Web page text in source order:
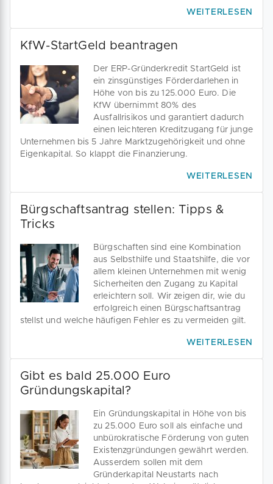
WEITERLESEN
KfW-StartGeld beantragen
Der ERP-Gründerkredit StartGeld ist
ein zinsgünstiges Förderdarlehen in
Höhe von bis zu 125.000 Euro. Die
KfW übernimmt 80% des
Ausfallrisikos und garantiert dadurch
einen leichteren Kreditzugang für junge
Unternehmen bis 5 Jahre Marktzugehörigkeit und ohne
Eigenkapital. So klappt die Finanzierung.
WEITERLESEN
Bürgschaftsantrag stellen: Tipps &
Tricks
Bürgschaften sind eine Kombination
aus Selbsthilfe und Staatshilfe, die vor
allem kleinen Unternehmen mit wenig
Sicherheiten den Zugang zu Kapital
erleichtern soll. Wir zeigen dir, wie du
erfolgreich einen Bürgschaftsantrag
stellst und welche häufigen Fehler es zu vermeiden gilt.
WEITERLESEN
Gibt es bald 25.000 Euro
Gründungskapital?
Ein Gründungskapital in Höhe von bis
zu 25.000 Euro soll als einfache und
unbürokratische Förderung von guten
Existenzgründungen gewährt werden.
Ausserdem sollen mit dem
Gründerkapital Neustarts nach